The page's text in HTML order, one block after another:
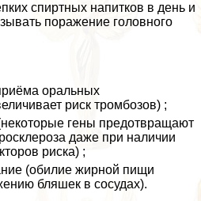
спиртных напитков в день и
поражение головного
opaльных
риск тромбозов) ;
гены предотвращают
даже при наличии
риска) ;
(обилие жирной пищи
бляшек в сосудах).